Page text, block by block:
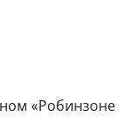
«Робинзоне